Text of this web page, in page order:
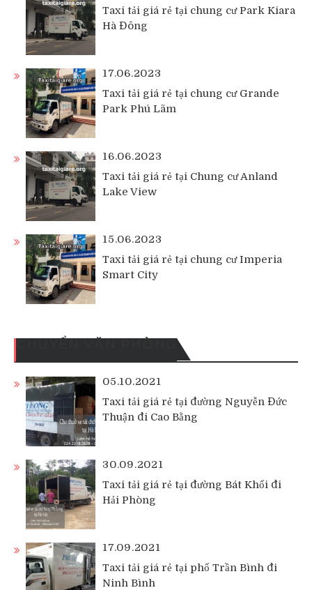
Taxi tải giá rẻ tại chung cư Park Kiara
Hà Đông
17.06.2023
Taxi tải giá rẻ tại chung cư Grande
Park Phú Lãm
16.06.2023
Taxi tải giá rẻ tại Chung cư Anland
Lake View
15.06.2023
Taxi tải giá rẻ tại chung cư Imperia
Smart City
05.10.2021
Taxi tải giá rẻ tại đường Nguyễn Đức
Thuận đi Cao Bằng
30.09.2021
Taxi tải giá rẻ tại đường Bát Khối đi
Hải Phòng
17.09.2021
Taxi tải giá rẻ tại phố Trần Bình đi
Ninh Bình